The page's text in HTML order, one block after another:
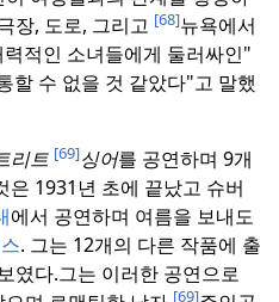
장, 도로, 그리고 [68]뉴욕에서
적인 소녀들에게 둘러싸인"
할 수 없을 것 같았다"고 말했
리트 [69]싱어를 공연하며 9개
은 1931년 초에 끝났고 슈버
에서 공연하며 여름을 보내도
. 그는 12개의 다른 작품에 출
였다.그는 이러한 공연으로
[69]